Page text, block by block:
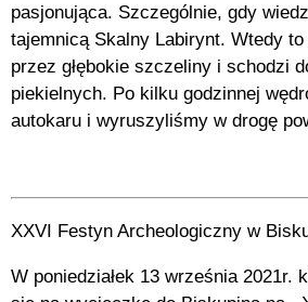
pasjonująca. Szczególnie, gdy
tajemnicą Skalny Labirynt. Wtedy
przez głębokie szczeliny i schodzi
piekielnych. Po kilku godzinnej
autokaru i wyruszyliśmy w drogę
XXVI Festyn Archeologiczny w
W poniedziałek 13 września 2021r.